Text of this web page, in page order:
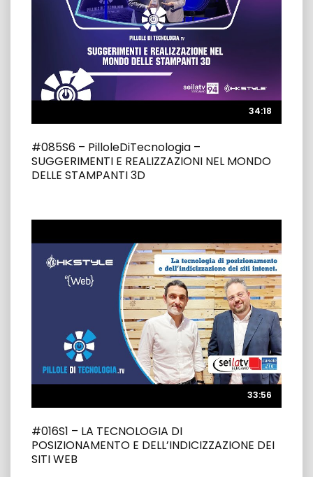
34:18
34:18
#085S6 – PilloleDiTecnologia –
SUGGERIMENTI E REALIZZAZIONI NEL MONDO
DELLE STAMPANTI 3D
33:56
33:56
#016S1 – LA TECNOLOGIA DI
POSIZIONAMENTO E DELL’INDICIZZAZIONE DEI
SITI WEB